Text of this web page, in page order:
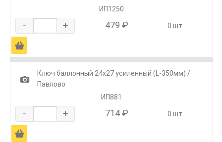
ИП1250
- + 479 ₽ 0 шт.
Ä
1
Ключ баллонный 24х27 усиленный (L-350мм) /
Павлово
ИП881
- + 714 ₽ 0 шт.
Ä